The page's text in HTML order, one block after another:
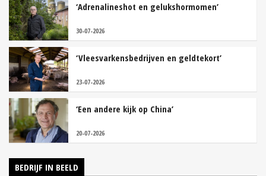
‘Adrenalineshot en gelukshormomen’
30-07-2026
‘Vleesvarkensbedrijven en geldtekort’
23-07-2026
‘Een andere kijk op China’
20-07-2026
BEDRIJF IN BEELD